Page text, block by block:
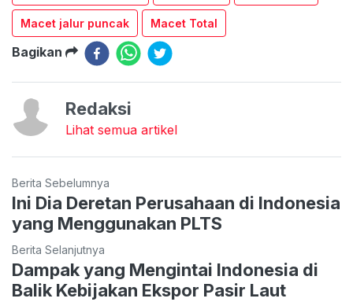
Macet jalur puncak Macet Total
Bagikan
Redaksi
Lihat semua artikel
Berita Sebelumnya
Ini Dia Deretan Perusahaan di Indonesia
yang Menggunakan PLTS
Berita Selanjutnya
Dampak yang Mengintai Indonesia di
Balik Kebijakan Ekspor Pasir Laut